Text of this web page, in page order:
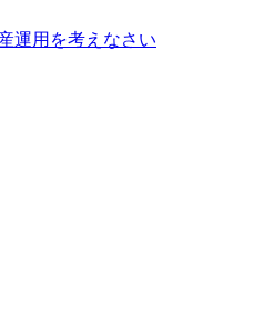
運用を考えなさい